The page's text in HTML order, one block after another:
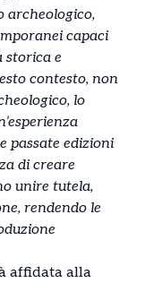
archeologico,
capaci
storica e
contesto, non
lo
passate edizioni
di creare
unire tutela,
rendendo le
affidata alla